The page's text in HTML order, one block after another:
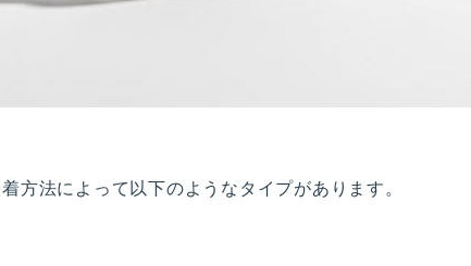
方法によって以下のようなタイプがあります。